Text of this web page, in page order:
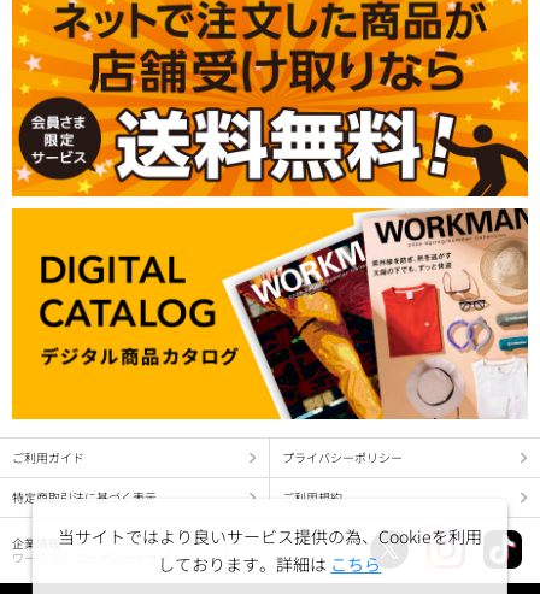
ご利用ガイド プライバシーポリシー
特定商取引法に基づく表示 ご利用規約
企業情報
ワークマン コーポレートサイト
当サイトではより良いサービス提供の為、Cookieを利用
しております。詳細は こちら